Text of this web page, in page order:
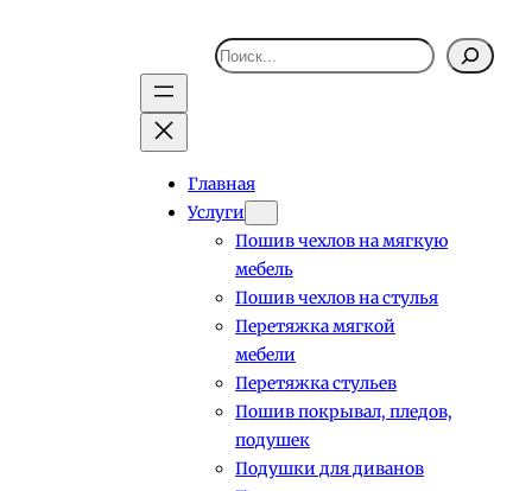
Поиск
Главная
Услуги
Пошив чехлов на мягкую
мебель
Пошив чехлов на стулья
Перетяжка мягкой
мебели
Перетяжка стульев
Пошив покрывал, пледов,
подушек
Подушки для диванов